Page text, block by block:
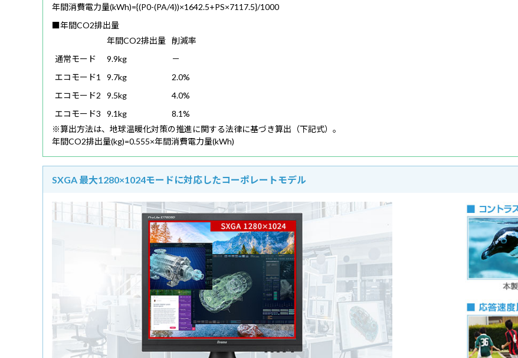
年間消費電力量(kWh)={(P0-(PA/4))×1642.5+PS×7117.5}/1000
■年間CO2排出量
年間CO2排出量 削減率
通常モード
9.9kg
－
エコモード1
9.7kg
2.0%
エコモード2
9.5kg
4.0%
エコモード3
9.1kg
8.1%
※算出方法は、地球温暖化対策の推進に関する法律に基づき算出（下記式）。
年間CO2排出量(kg)=0.555×年間消費電力量(kWh)
SXGA 最大1280×1024モードに対応したコーポレートモデル